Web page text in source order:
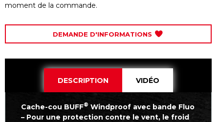
moment de la commande.
DEMANDE D'INFORMATIONS
DESCRIPTION VIDÉO
Cache-cou BUFF® Windproof avec bande Fluo
– Pour une protection contre le vent, le froid